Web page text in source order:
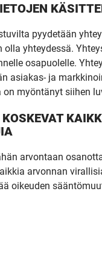
pyydetään
yhteydessä.
osapuolelle.
asiakas- ja
myöntänyt siihen
arvontaan
arvonnan
oikeuden
UUSI